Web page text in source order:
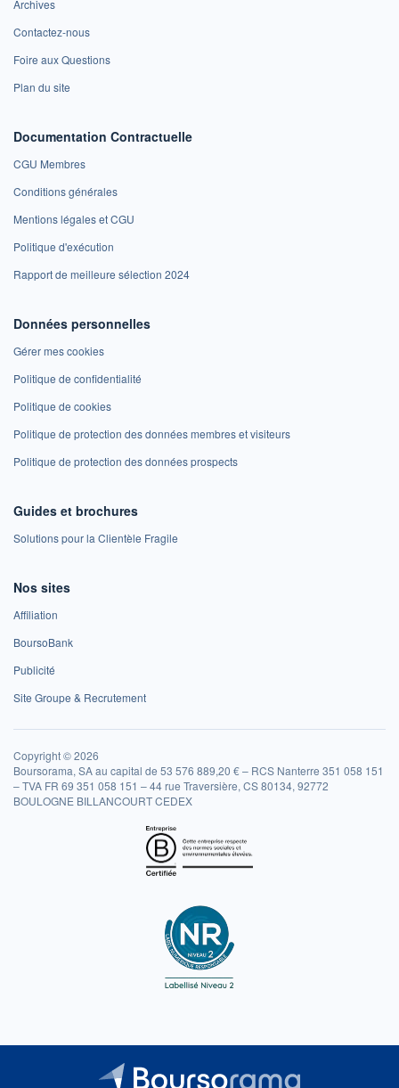
Archives
Contactez-nous
Foire aux Questions
Plan du site
Documentation Contractuelle
CGU Membres
Conditions générales
Mentions légales et CGU
Politique d'exécution
Rapport de meilleure sélection 2024
Données personnelles
Gérer mes cookies
Politique de confidentialité
Politique de cookies
Politique de protection des données membres et visiteurs
Politique de protection des données prospects
Guides et brochures
Solutions pour la Clientèle Fragile
Nos sites
Affiliation
BoursoBank
Publicité
Site Groupe & Recrutement
Copyright © 2026
Boursorama, SA au capital de 53 576 889,20 € – RCS Nanterre 351 058 151
– TVA FR 69 351 058 151 – 44 rue Traversière, CS 80134, 92772
BOULOGNE BILLANCOURT CEDEX